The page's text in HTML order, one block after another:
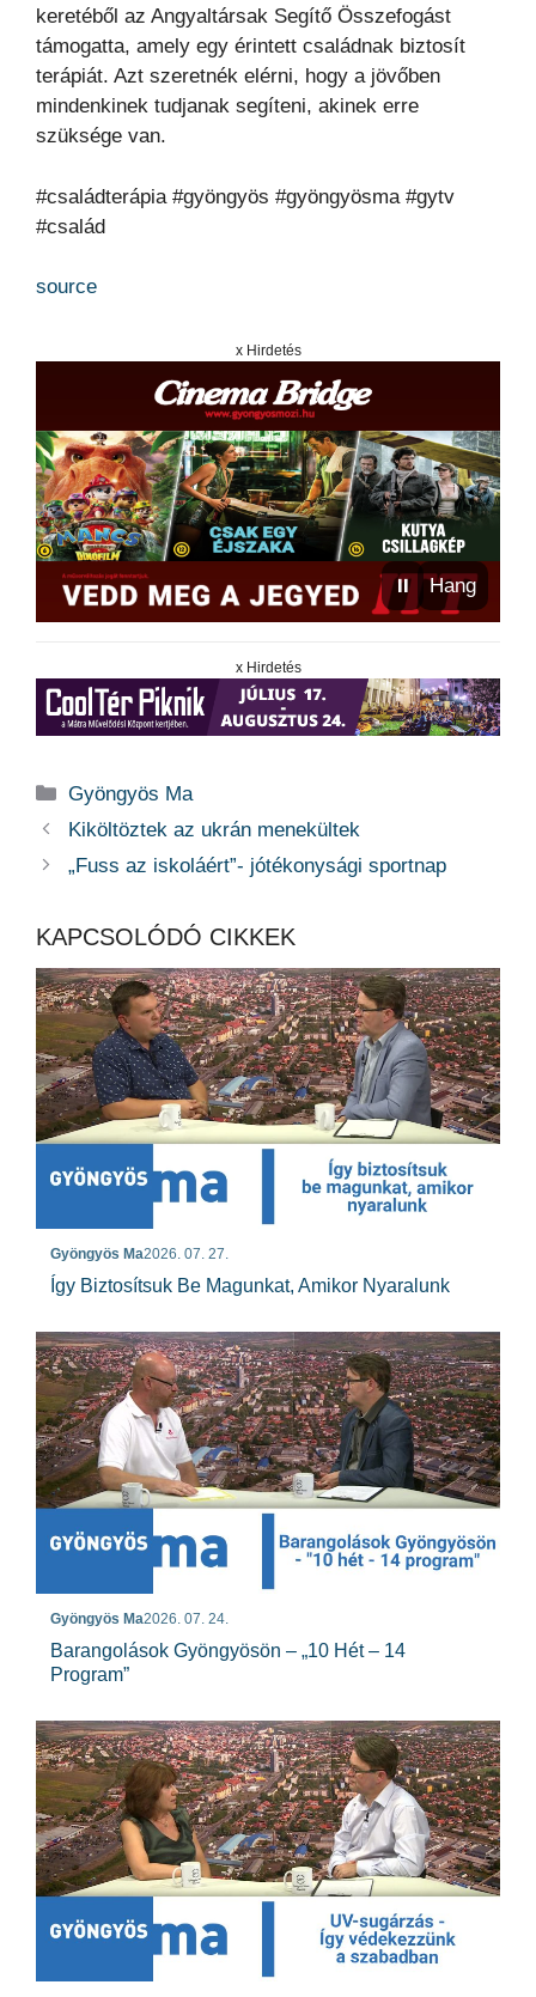
keretéből az Angyaltársak Segítő Összefogást
támogatta, amely egy érintett családnak biztosít
terápiát. Azt szeretnék elérni, hogy a jövőben
mindenkinek tudjanak segíteni, akinek erre
szüksége van.
#családterápia #gyöngyös #gyöngyösma #gytv
#család
source
x Hirdetés
⏸ Hang
x Hirdetés
Kategória
Gyöngyös Ma
Kiköltöztek az ukrán menekültek
„Fuss az iskoláért”- jótékonysági sportnap
KAPCSOLÓDÓ CIKKEK
Gyöngyös Ma2026. 07. 27.
Így Biztosítsuk Be Magunkat, Amikor Nyaralunk
Gyöngyös Ma2026. 07. 24.
Barangolások Gyöngyösön – „10 Hét – 14
Program”